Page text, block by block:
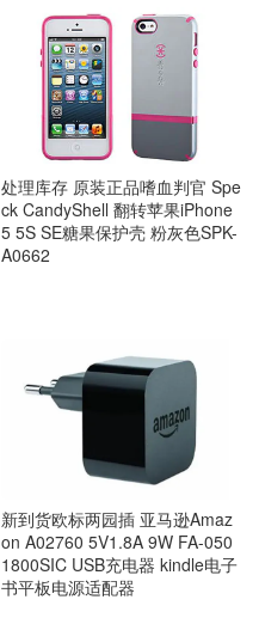
处理库存 原装正品嗜血判官 Spe
ck CandyShell 翻转苹果iPhone
5 5S SE糖果保护壳 粉灰色SPK-
A0662
新到货欧标两园插 亚马逊Amaz
on A02760 5V1.8A 9W FA-050
1800SIC USB充电器 kindle电子
书平板电源适配器